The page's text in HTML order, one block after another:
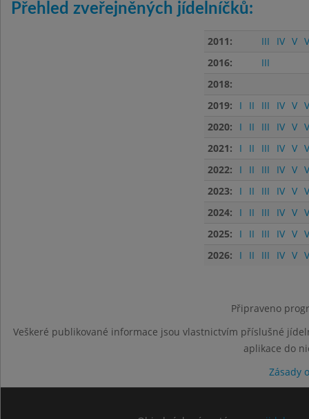
Přehled zveřejněných jídelníčků:
2011: III IV V
2016:
III
2018:
2019:
I II III IV V
2020:
I II III IV V
2021:
I II III IV V
2022:
I II III IV V
2023:
I II III IV V
2024:
I II III IV V
2025:
I II III IV V
2026:
I II III IV V
Připraveno
Veškeré publikované informace jsou vlastnictvím příslušné
aplikace do
Zásady